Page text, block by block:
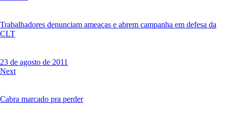
Trabalhadores denunciam ameaças e abrem campanha em defesa da
CLT
23 de agosto de 2011
Next
Cabra marcado pra perder